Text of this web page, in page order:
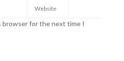
browser for the next time I